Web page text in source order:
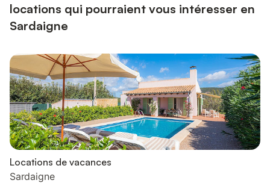
locations qui pourraient vous intéresser en
Sardaigne
Locations de vacances
Sardaigne